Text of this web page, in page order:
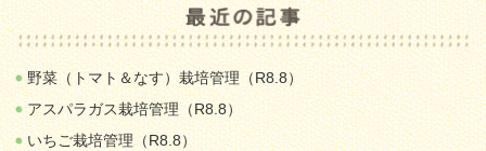
野菜（トマト＆なす）栽培管理（R8.8）
アスパラガス栽培管理（R8.8）
いちご栽培管理（R8.8）